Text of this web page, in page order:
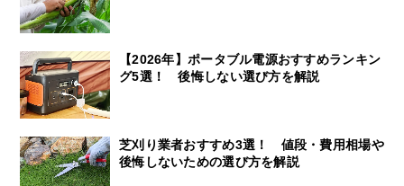
【2026年】ポータブル電源おすすめランキン
グ5選！ 後悔しない選び方を解説
芝刈り業者おすすめ3選！ 値段・費用相場や
後悔しないための選び方を解説